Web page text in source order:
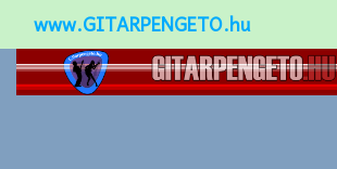
www.GITARPENGETO.hu
Népszerű-